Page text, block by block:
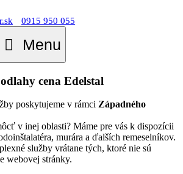
0915 950 055
Menu
cena Edelstal
poskytujeme v rámci Západného
v inej oblasti? Máme pre vás k dispozícii
murára a ďalších remeselníkov.
služby vrátane tých, ktoré nie sú
webovej stránky.